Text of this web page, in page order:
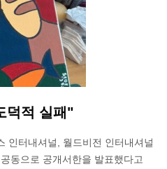
덕적 실패"
인터내셔널, 월드비전 인터내셔널
동으로 공개서한을 발표했다고